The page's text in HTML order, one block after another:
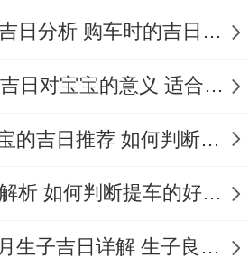
玉堂吉神同定日相结合，
、属猪者不宜再此日搬
圆满，每日的吉时不同，
03:00）、 辰时
2025年买车提车吉日分析 购车时的吉日与禁忌
2024年农历12月吉日对宝宝的意义 适合龙年宝宝出生的日子有哪些
龙年12月出生宝宝的吉日推荐 如何判断吉日是否适合宝宝
2025年提车吉日解析 如何判断提车的好日子
农历甲辰龙年12月生子吉日详解 生子良辰的影响因素